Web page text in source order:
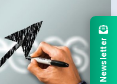
Newsletter